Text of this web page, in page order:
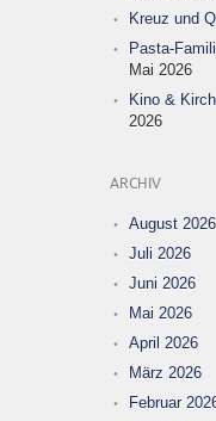
Kreuz und
Pasta-
Mai 2026
Kino &
2026
ARCHIV
August 2026
Juli 2026
Juni 2026
Mai 2026
April 2026
März 2026
Februar